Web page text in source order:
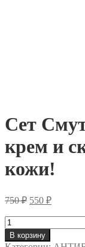
Сет
крем и
кожи!
750₽
составляла
750 ₽.
550 ₽Текущая
Количество
товара
Сет
В корзину